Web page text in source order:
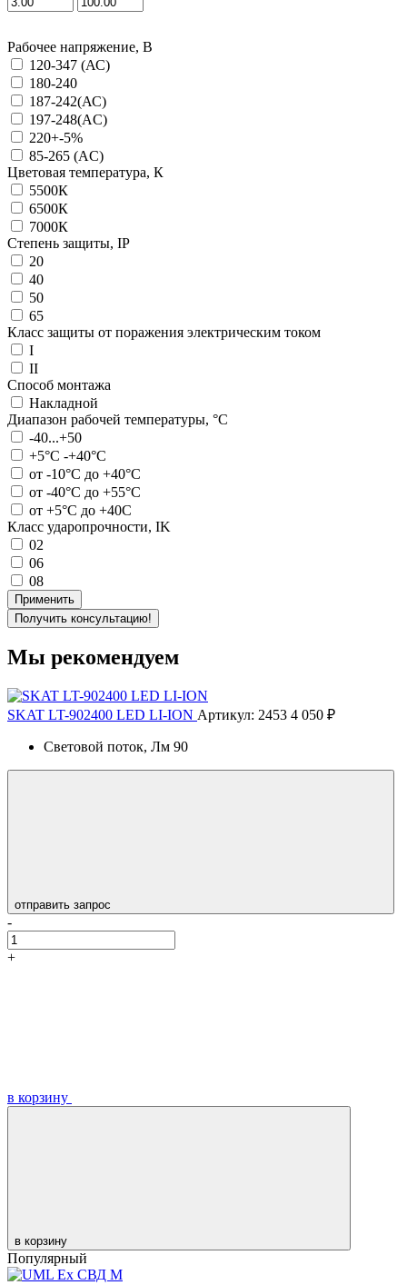
Рабочее напряжение, В
120-347 (АС)
180-240
187-242(АС)
197-248(AC)
220+-5%
85-265 (AC)
Цветовая температура, К
5500К
6500К
7000К
Степень защиты, IP
20
40
50
65
Класс защиты от поражения электрическим током
I
II
Способ монтажа
Накладной
Диапазон рабочей температуры, °С
-40...+50
+5°C -+40°C
от -10°C до +40°C
от -40°C до +55°C
от +5°C до +40С
Класс ударопрочности, IK
02
06
08
Применить
Получить консультацию!
Мы рекомендуем
SKAT LT-902400 LED LI-ION Артикул: 2453 4 050 ₽
Световой поток, Лм 90
отправить запрос
-
+
в корзину
в корзину
Популярный